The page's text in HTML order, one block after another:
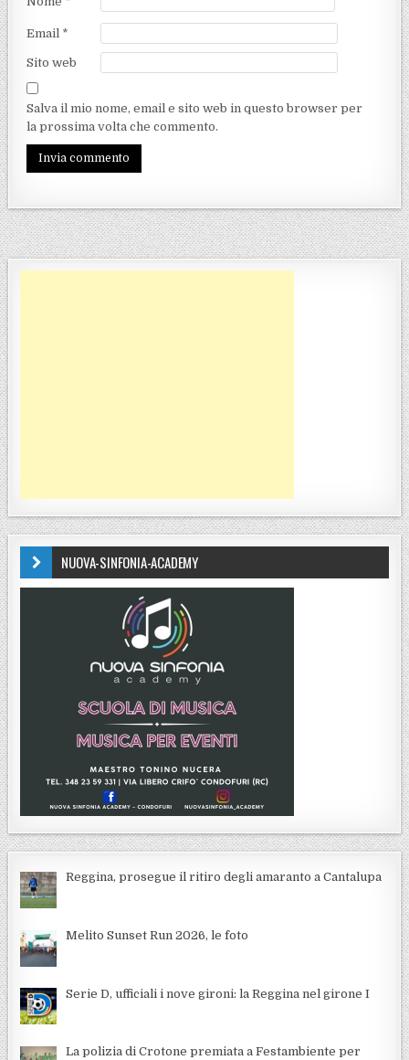
Email *
Sito web
Salva il mio nome, email e sito web in questo browser per
la prossima volta che commento.
NUOVA-SINFONIA-ACADEMY
Reggina, prosegue il ritiro degli amaranto a Cantalupa
Melito Sunset Run 2026, le foto
Serie D, ufficiali i nove gironi: la Reggina nel girone I
La polizia di Crotone premiata a Festambiente per